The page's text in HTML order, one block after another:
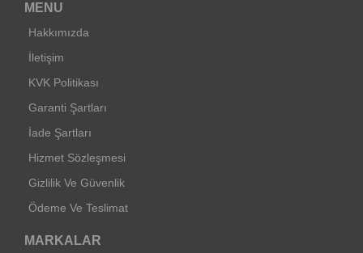
MENU
Hakkımızda
İletişim
KVK Politikası
Garanti Şartları
İade Şartları
Hizmet Sözleşmesi
Gizlilik Ve Güvenlik
Ödeme Ve Teslimat
MARKALAR